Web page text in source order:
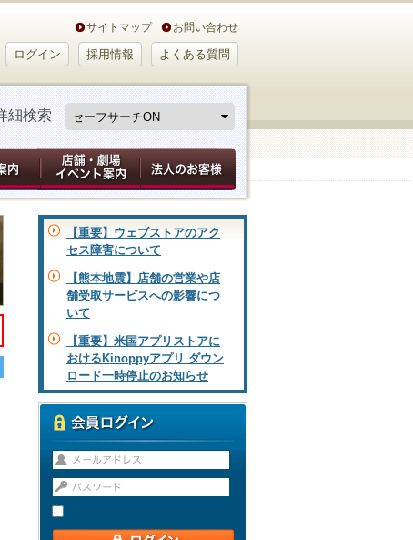
サイトマップ お問い合わせ
ログイン 採用情報 よくある質問
細検索
【重要】ウェブストアのアク
セス障害について
【熊本地震】店舗の営業や店
舗受取サービスへの影響につ
いて
【重要】米国アプリストアに
おけるKinoppyアプリ ダウン
ロード一時停止のお知らせ